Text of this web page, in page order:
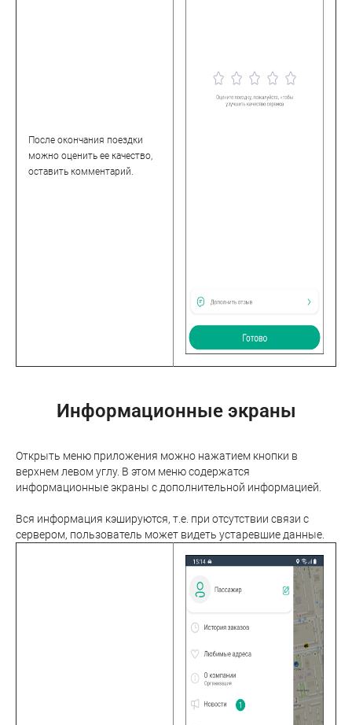
После окончания поездки
можно оценить ее качество,
оставить комментарий.
Информационные экраны
Открыть меню приложения можно нажатием кнопки в
верхнем левом углу. В этом меню содержатся
информационные экраны с дополнительной информацией.
Вся информация кэшируются, т.е. при отсутствии связи с
сервером, пользователь может видеть устаревшие данные.